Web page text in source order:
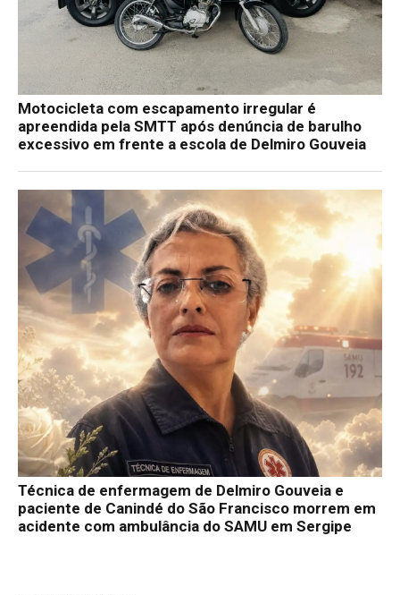
Motocicleta com escapamento irregular é
apreendida pela SMTT após denúncia de barulho
excessivo em frente a escola de Delmiro Gouveia
Técnica de enfermagem de Delmiro Gouveia e
paciente de Canindé do São Francisco morrem em
acidente com ambulância do SAMU em Sergipe